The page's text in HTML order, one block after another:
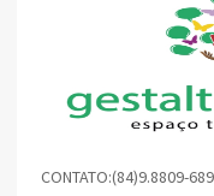
CONTATO:(84)9.8809-